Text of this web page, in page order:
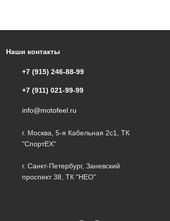
Наши контакты
+7 (915) 246-88-99
+7 (911) 021-99-99
info@motofeel.ru
г. Москва, 5-я Кабельная 2с1, ТК
"СпортЕХ"
г. Санкт-Петербург, Заневский
проспект 38, ТК "НЕО"